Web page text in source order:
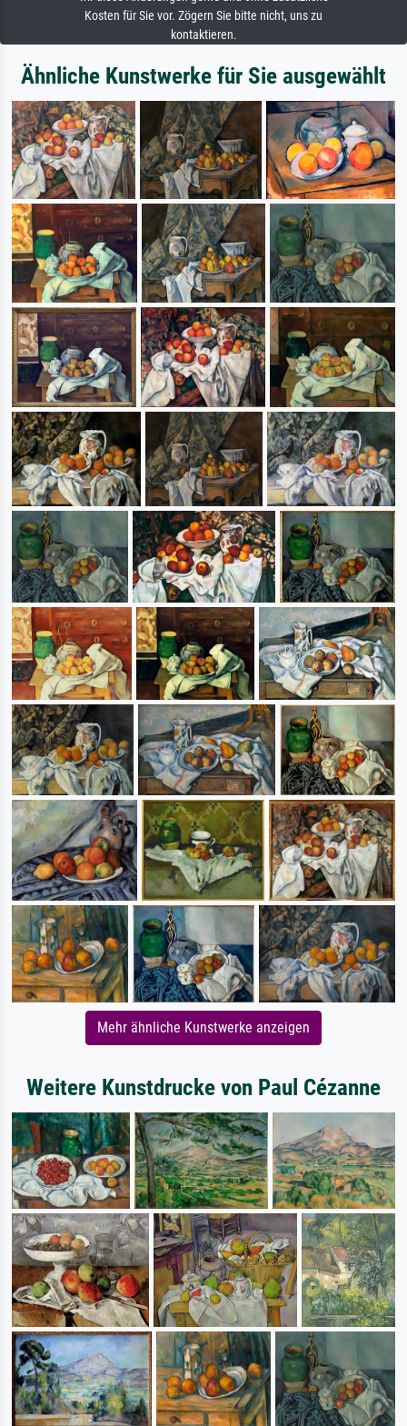
Kosten für Sie vor. Zögern Sie bitte nicht, uns zu
kontaktieren.
Ähnliche Kunstwerke für Sie ausgewählt
Mehr ähnliche Kunstwerke anzeigen
Weitere Kunstdrucke von Paul Cézanne